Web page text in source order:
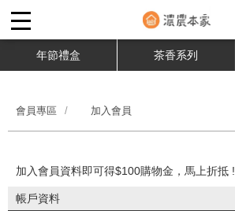
年節禮盒 茶香系列
會員專區 加入會員
加入會員資料即可得$100購物金，馬上折抵 !
帳戶資料